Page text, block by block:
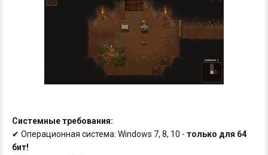
Системные требования:
✔ Операционная система: Windows 7, 8, 10 - только для 64
бит!